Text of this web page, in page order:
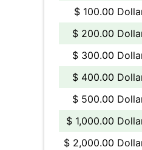
$ 100.00
$ 200.00
$ 300.00
$ 400.00
$ 500.00
$ 1,000.00
$ 2,000.00